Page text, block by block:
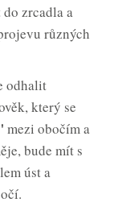
zrcadla a
různých
odhalit
který se
mezi obočím a
bude mít s
úst a